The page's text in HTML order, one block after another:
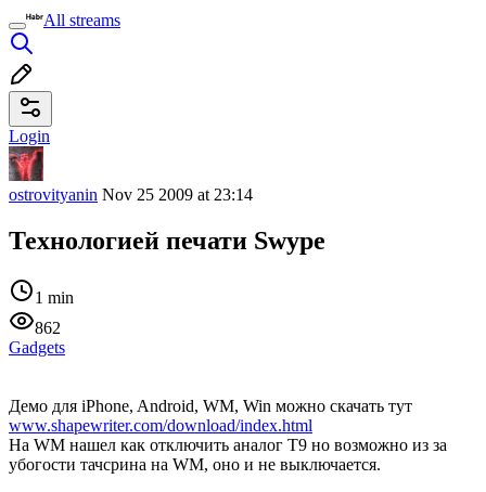
All streams
Login
ostrovityanin Nov 25 2009 at 23:14
Технологией печати Swype
1 min
862
Gadgets
Демо для iPhone, Android, WM, Win можно скачать тут
www.shapewriter.com/download/index.html
На WM нашел как отключить аналог T9 но возможно из за
убогости тачсрина на WM, оно и не выключается.